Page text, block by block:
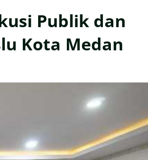
Publik dan
Kota Medan